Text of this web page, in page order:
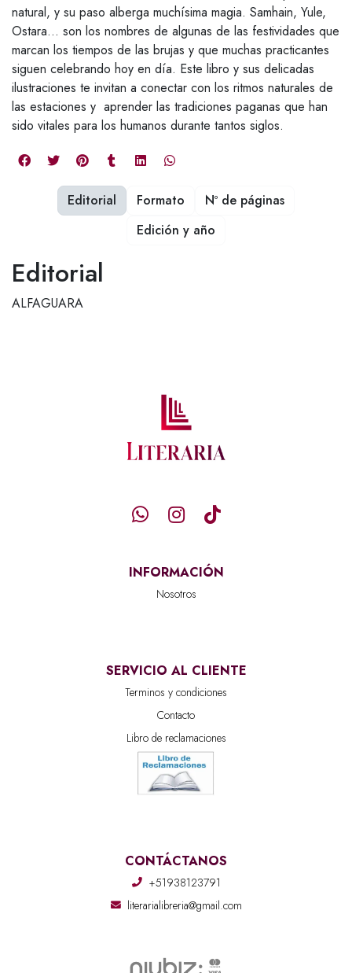
natural, y su paso alberga muchísima magia. Samhain, Yule,
Ostara... son los nombres de algunas de las festividades que
marcan los tiempos de las brujas y que muchas practicantes
siguen celebrando hoy en día. Este libro y sus delicadas
ilustraciones te invitan a conectar con los ritmos naturales de
las estaciones y aprender las tradiciones paganas que han
sido vitales para los humanos durante tantos siglos.
Editorial
ALFAGUARA
Editorial Formato
Nº de páginas
Edición y año
INFORMACIÓN
Nosotros
SERVICIO AL CLIENTE
Terminos y condiciones
Contacto
Libro de reclamaciones
CONTÁCTANOS
+51938123791
literarialibreria@gmail.com